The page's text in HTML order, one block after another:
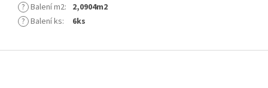
? Balení m2: 2,0904m2
? Balení ks: 6ks